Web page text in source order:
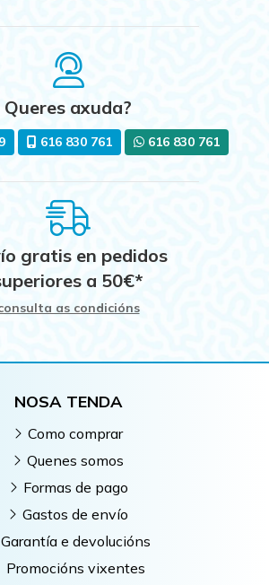
Queres axuda?
616 830 761 616 830 761
gratis en pedidos
a 50€*
as condicións
NOSA TENDA
Como comprar
Quenes somos
Formas de pago
Gastos de envío
Garantía e devolucións
Promocións vixentes